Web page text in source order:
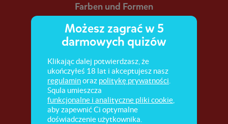
Farben und Formen
Słownictwo związane z kolorami i kształtami.
Możesz zagrać w 5
darmowych quizów
Klikając dalej potwierdzasz, że
ukończyłeś 18 lat i akceptujesz nasz
regulaminoraz politykę prywatności
Squla umieszcza
funkcjonalne i analityczne pliki cookie
aby zapewnić Ci optymalne
doświadczenie użytkownika.